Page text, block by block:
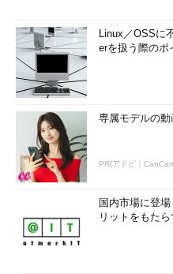
Linux／OSSに
erを扱う際のポ
専属モデルの
PR(アドビ｜
国内市場に登
リットをもた